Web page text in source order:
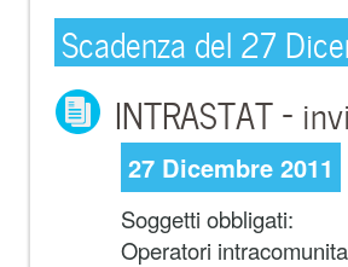
Scadenza del 27
INTRASTAT –
27 Dicembre 2011
Soggetti obbligati:
Operatori